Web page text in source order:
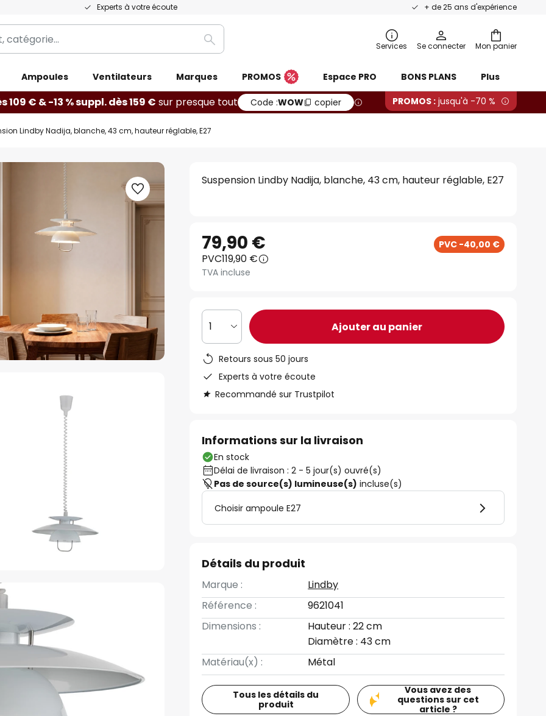
Experts à votre écoute + de 25 ans d'expérience
Mon panier
Rechercher Services Se connecter
Ampoules Ventilateurs Marques PROMOS Espace PRO BONS PLANS Plus
109 € & -13 % suppl. dès 159 € sur presque tout Code :WOW copier PROMOS : jusqu'à -70 %
Lindby Nadija, blanche, 43 cm, hauteur réglable, E27
Suspension Lindby Nadija, blanche, 43 cm, hauteur réglable, E27
79,90 € PVC -40,00 €
PVC119,90 €
TVA incluse
1 Ajouter au panier
Retours sous 50 jours
Experts à votre écoute
Recommandé sur Trustpilot
Informations sur la livraison
En stock
Délai de livraison : 2 - 5 jour(s) ouvré(s)
Pas de source(s) lumineuse(s) incluse(s)
Choisir ampoule E27
Détails du produit
Marque :
Lindby
Référence :
9621041
Dimensions :
Hauteur : 22 cm
Diamètre : 43 cm
Matériau(x) :
Métal
Tous les détails du
produit
Vous avez des
questions sur cet
article ?